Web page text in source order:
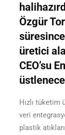
Özgür
üretici
CEO’su
Hızlı tüketim
veri
plastik